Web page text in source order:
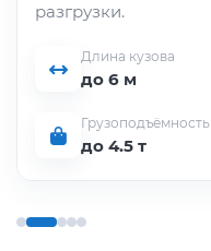
разгрузки.
Длина кузова
до 6 м
Грузоподъёмность
до 4.5 т